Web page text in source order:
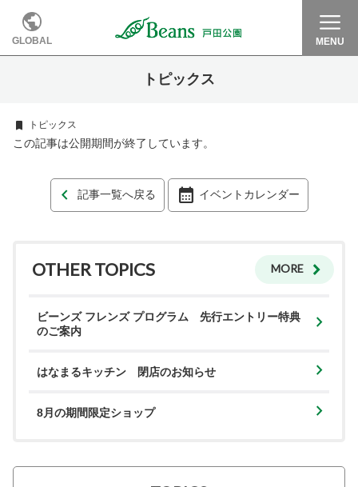
GLOBAL MENU
トピックス
トピックス
この記事は公開期間が終了しています。
記事一覧へ戻る イベントカレンダー
OTHER TOPICS MORE
ビーンズ フレンズ プログラム 先行エントリー特典
のご案内
はなまるキッチン 閉店のお知らせ
8月の期間限定ショップ